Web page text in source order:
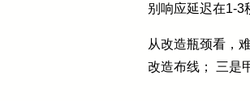
别响应延迟在1-3
从改造瓶颈看，
改造布线； 三是